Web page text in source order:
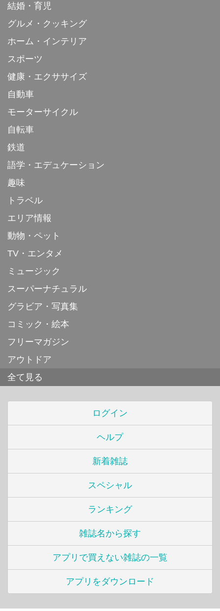
結婚・育児
グルメ・クッキング
ホーム・インテリア
スポーツ
健康・エクササイズ
自動車
モーターサイクル
自転車
鉄道
語学・エデュケーション
趣味
トラベル
エリア情報
動物・ペット
TV・エンタメ
ミュージック
スーパーナチュラル
グラビア・写真集
コミック・絵本
フリーマガジン
アウトドア
全て見る
ログイン
ヘルプ
新着雑誌
スペシャル
ランキング
雑誌名から探す
アプリで買えない雑誌の一覧
アプリをダウンロード